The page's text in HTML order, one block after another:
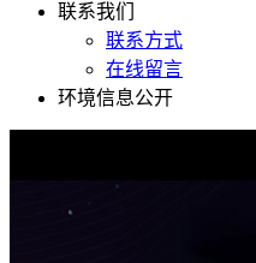
联系我们
联系方式
在线留言
环境信息公开